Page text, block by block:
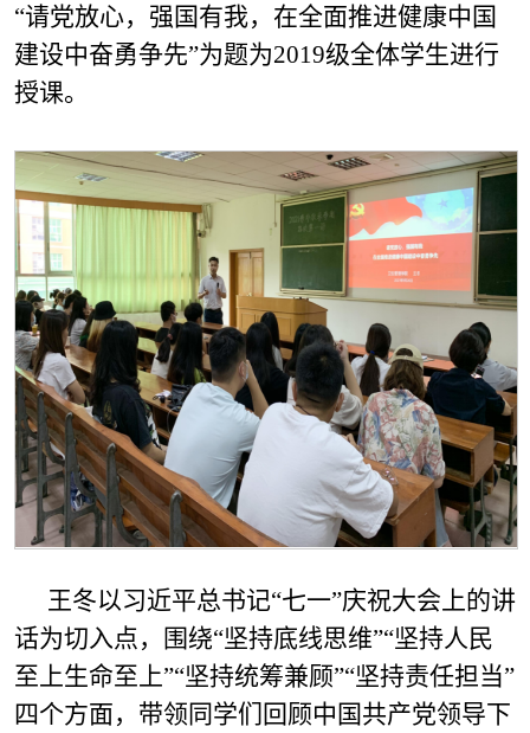
“请党放心，强国有我，在全面推进健康中国
建设中奋勇争先”为题为2019级全体学生进行
授课。
王冬以习近平总书记“七一”庆祝大会上的讲
话为切入点，围绕“坚持底线思维”“坚持人民
至上生命至上”“坚持统筹兼顾”“坚持责任担当”
四个方面，带领同学们回顾中国共产党领导下